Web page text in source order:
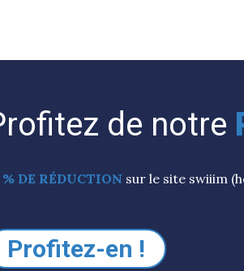
de notre
% DE RÉDUCTION sur le site swiiim
Profitez-en !